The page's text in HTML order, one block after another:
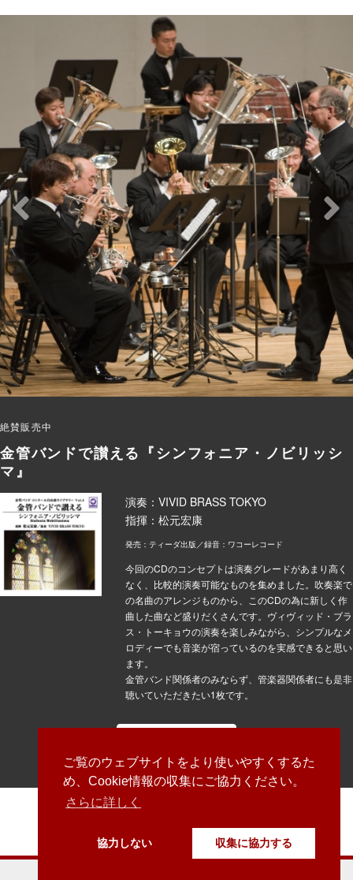
ご覧のウェブサイトをより使いやすくするた
め、Cookie情報の収集にご協力ください。
さらに詳しく
協力しない 収集に協力する
絶賛販売中
金管バンドで讃える『シンフォニア・ノビリッシ
マ』
演奏：VIVID BRASS TOKYO
指揮：松元宏康
発売：ティーダ出版／録音：ワコーレコード
今回のCDのコンセプトは演奏グレードがあまり高く
なく、比較的演奏可能なものを集めました。吹奏楽で
の名曲のアレンジものから、このCDの為に新しく作
曲した曲など盛りだくさんです。ヴィヴィッド・ブラ
ス・トーキョウの演奏を楽しみながら、シンプルなメ
ロディーでも音楽が宿っているのを実感できると思い
ます。
金管バンド関係者のみならず、管楽器関係者にも是非
聴いていただきたい1枚です。